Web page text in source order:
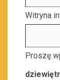
Witryna
Proszę